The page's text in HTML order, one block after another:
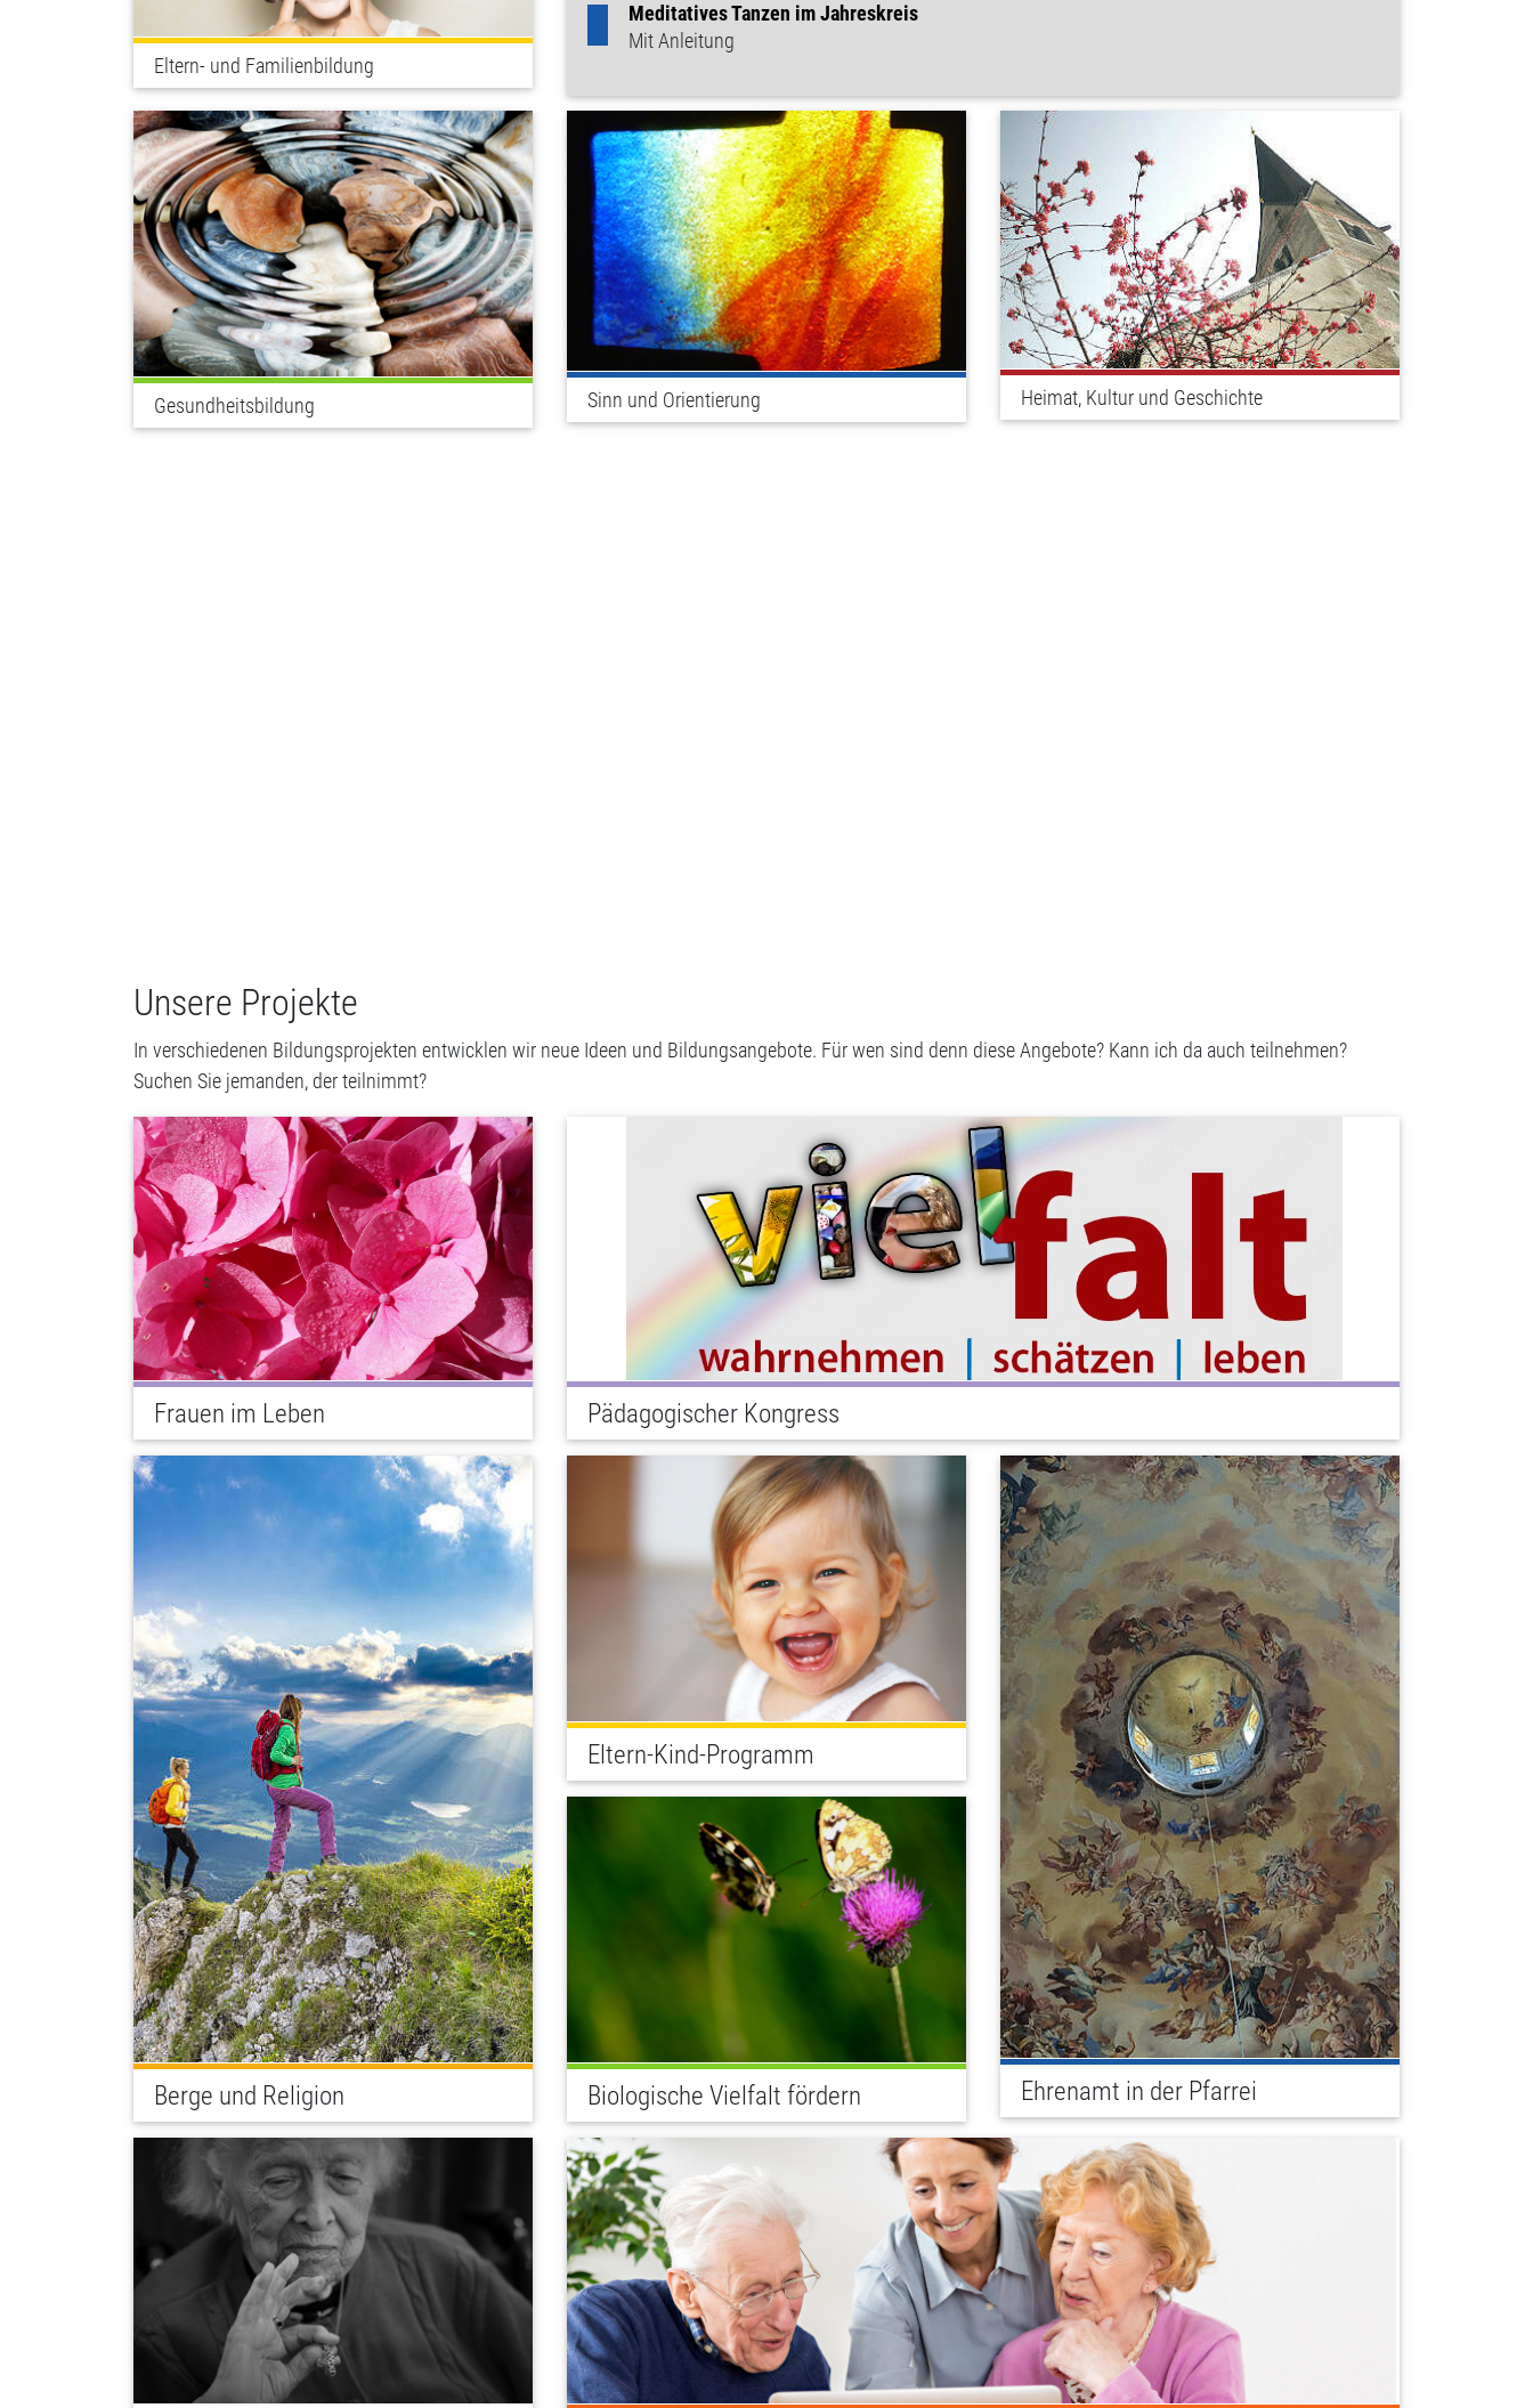
Eltern- und Familienbildung
Meditatives Tanzen im Jahreskreis
Mit Anleitung
Gesundheitsbildung Sinn und Orientierung Heimat, Kultur und Geschichte
Unsere Projekte
In verschiedenen Bildungsprojekten entwicklen wir neue Ideen und Bildungsangebote. Für wen sind denn diese Angebote? Kann ich da auch teilnehmen?
Suchen Sie jemanden, der teilnimmt?
Frauen im Leben
Berge und Religion
Pädagogischer Kongress
Eltern-Kind-Programm
Biologische Vielfalt fördern Ehrenamt in der Pfarrei